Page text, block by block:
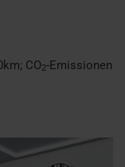
; CO2-Emissionen